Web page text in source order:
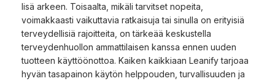
lisä arkeen. Toisaalta, mikäli tarvitset nopeita,
voimakkaasti vaikuttavia ratkaisuja tai sinulla on erityisiä
terveydellisiä rajoitteita, on tärkeää keskustella
terveydenhuollon ammattilaisen kanssa ennen uuden
tuotteen käyttöönottoa. Kaiken kaikkiaan Leanify tarjoaa
hyvän tasapainon käytön helppouden, turvallisuuden ja